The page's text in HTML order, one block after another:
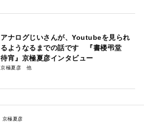
アナログじいさんが、Youtubeを見られ
るようなるまでの話です 『書楼弔堂
待宵』京極夏彦インタビュー
京極夏彦
京極夏彦